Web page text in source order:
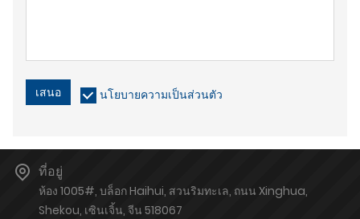
เสนอ นโยบายความเป็นส่วนตัว
ที่อยู่
ห้อง 1005#, บล็อก Haihui, สวนริมทะเล, ถนน Xinghua,
Shekou, เซินเจิ้น, จีน 518067